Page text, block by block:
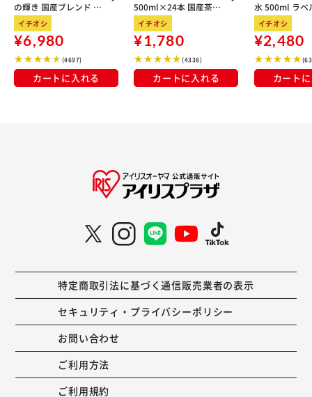
の輝き 国産ブレンド 5
kg×3袋
イチオシ
¥6,980
(4697)
カートに入れる
500ml×24本 国産茶葉
100％使用
イチオシ
¥1,780
(4336)
カートに入れる
水 500ml ラベ
イチオシ
¥2,480
カート
特定商取引法に基づく通信販売業者の表示
セキュリティ・プライバシーポリシー
お問い合わせ
ご利用方法
ご利用規約